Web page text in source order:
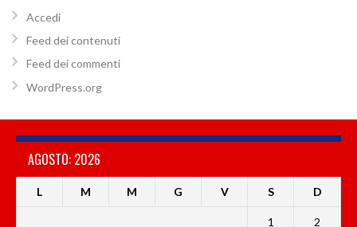
Accedi
Feed dei contenuti
Feed dei commenti
WordPress.org
AGOSTO: 2026
L M M G V S D
1 2